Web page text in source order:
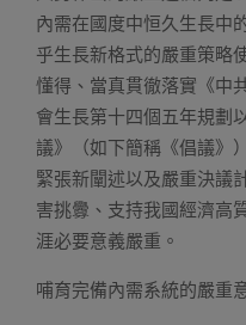
內需在國度中恒久生長中
乎生長新格式的嚴重策略
懂得、當真貫徹落實《中
會生長第十四個五年規劃
議》（如下簡稱《倡議》
緊張新闡述以及嚴重決議
害挑釁、支持我國經濟高
涯必要意義嚴重。
哺育完備內需系統的嚴重